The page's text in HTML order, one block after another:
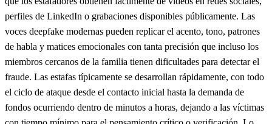
perfiles de LinkedIn o grabaciones disponibles públicamente. Las
voces deepfake modernas pueden replicar el acento, tono, patrones
de habla y matices emocionales con tanta precisión que incluso los
miembros cercanos de la familia tienen dificultades para detectar el
fraude. Las estafas típicamente se desarrollan rápidamente, con todo
el ciclo de ataque desde el contacto inicial hasta la demanda de
fondos ocurriendo dentro de minutos a horas, dejando a las víctimas